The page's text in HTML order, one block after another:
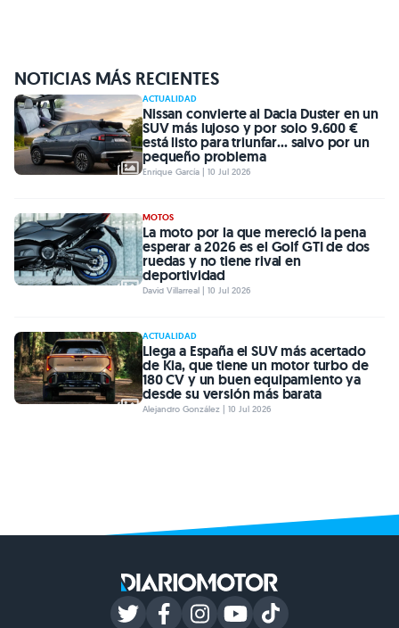
NOTICIAS MÁS RECIENTES
ACTUALIDAD
Nissan convierte al Dacia Duster en un
SUV más lujoso y por solo 9.600 €
está listo para triunfar... salvo por un
pequeño problema
Enrique García | 10 Jul 2026
MOTOS
La moto por la que mereció la pena
esperar a 2026 es el Golf GTI de dos
ruedas y no tiene rival en
deportividad
David Villarreal | 10 Jul 2026
ACTUALIDAD
Llega a España el SUV más acertado
de Kia, que tiene un motor turbo de
180 CV y un buen equipamiento ya
desde su versión más barata
Alejandro González | 10 Jul 2026